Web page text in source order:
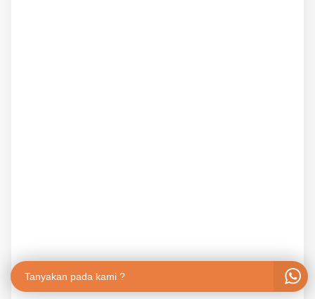
Tanyakan pada kami ?